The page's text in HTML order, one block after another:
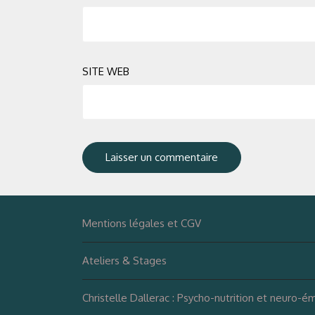
SITE WEB
Mentions légales et CGV
Ateliers & Stages
Christelle Dallerac : Psycho-nutrition et neuro-